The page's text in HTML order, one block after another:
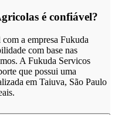
é confiável?
a empresa Fukuda
com base nas
A Fukuda Servicos
que possui uma
em Taiuva, São Paulo